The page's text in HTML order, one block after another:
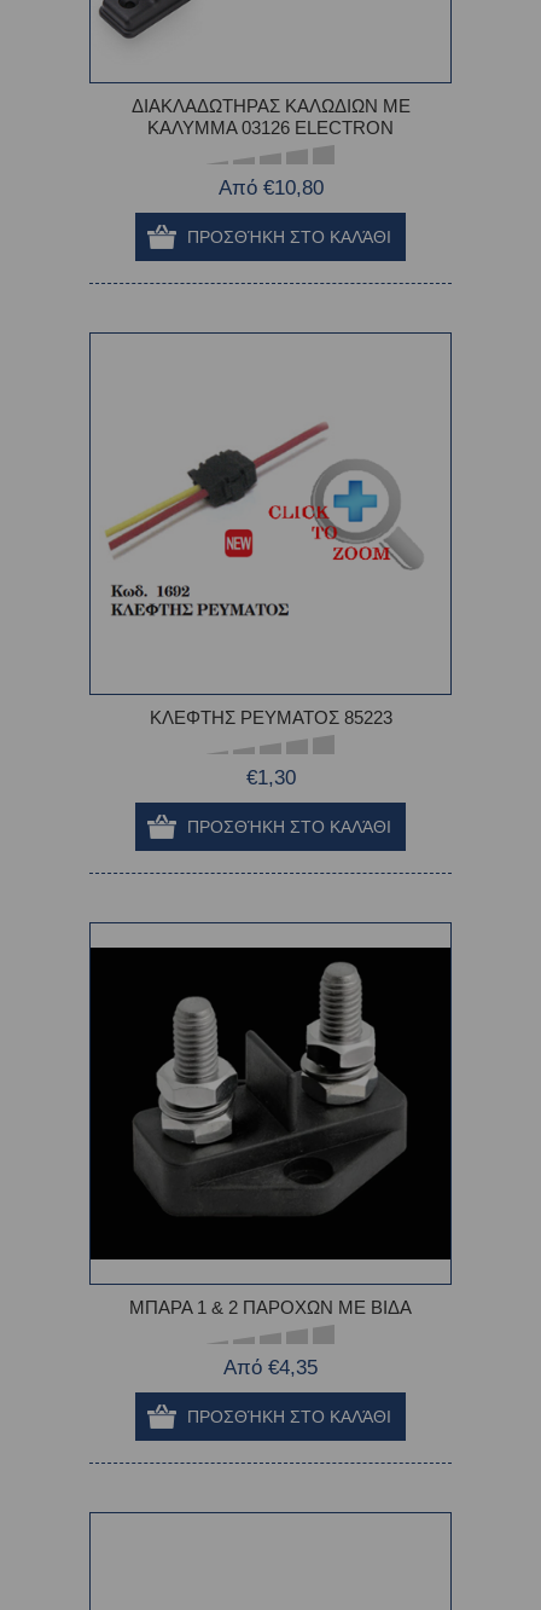
ΔΙΑΚΛΑΔΩΤΗΡΑΣ ΚΑΛΩΔΙΩΝ ΜΕ
ΚΑΛΥΜΜΑ 03126 ELECTRON
Από €10,80
ΚΛΕΦΤΗΣ ΡΕΥΜΑΤΟΣ 85223
€1,30
ΜΠΑΡΑ 1 & 2 ΠΑΡΟΧΩΝ ΜΕ ΒΙΔΑ
Από €4,35